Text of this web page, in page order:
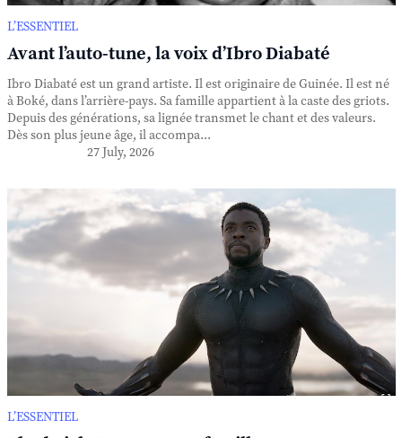
L’ESSENTIEL
Avant l’auto-tune, la voix d’Ibro Diabaté
Ibro Diabaté est un grand artiste. Il est originaire de Guinée. Il est né
à Boké, dans l’arrière-pays. Sa famille appartient à la caste des griots.
Depuis des générations, sa lignée transmet le chant et des valeurs.
Dès son plus jeune âge, il accompa...
27 July, 2026
L’ESSENTIEL